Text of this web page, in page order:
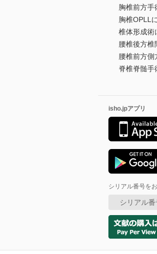
胸椎前方
胸椎OPLL
椎体形成
腰椎後方椎
腰椎前方
脊椎脊髄手
isho.jpアプリ
シリアル番号を
シリアル